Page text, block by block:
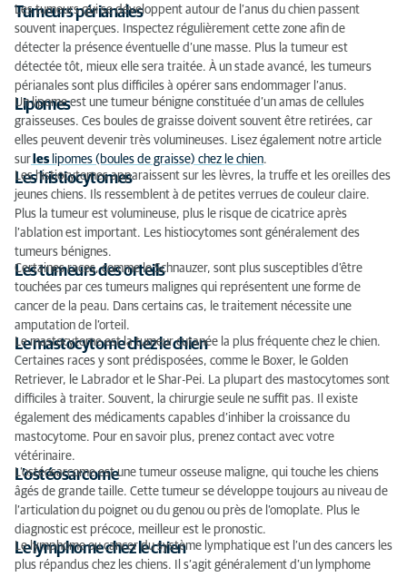
Tumeurs périanales
Les tumeurs qui se développent autour de l’anus du chien passent
souvent inaperçues. Inspectez régulièrement cette zone afin de
détecter la présence éventuelle d’une masse. Plus la tumeur est
détectée tôt, mieux elle sera traitée. À un stade avancé, les tumeurs
périanales sont plus difficiles à opérer sans endommager l’anus.
Lipomes
Un lipome est une tumeur bénigne constituée d’un amas de cellules
graisseuses. Ces boules de graisse doivent souvent être retirées, car
elles peuvent devenir très volumineuses. Lisez également notre article
sur leslipomes (boules de graisse) chez le chien.
Les histiocytomes
Les histiocytomes apparaissent sur les lèvres, la truffe et les oreilles des
jeunes chiens. Ils ressemblent à de petites verrues de couleur claire.
Plus la tumeur est volumineuse, plus le risque de cicatrice après
l’ablation est important. Les histiocytomes sont généralement des
tumeurs bénignes.
Les tumeurs des orteils
Certaines races, comme le Schnauzer, sont plus susceptibles d’être
touchées par ces tumeurs malignes qui représentent une forme de
cancer de la peau. Dans certains cas, le traitement nécessite une
amputation de l’orteil.
Le mastocytome chez le chien
Le mastocytome est la tumeur cutanée la plus fréquente chez le chien.
Certaines races y sont prédisposées, comme le Boxer, le Golden
Retriever, le Labrador et le Shar-Pei. La plupart des mastocytomes sont
difficiles à traiter. Souvent, la chirurgie seule ne suffit pas. Il existe
également des médicaments capables d’inhiber la croissance du
mastocytome. Pour en savoir plus, prenez contact avec votre
vétérinaire.
L’ostéosarcome
L’ostéosarcome est une tumeur osseuse maligne, qui touche les chiens
âgés de grande taille. Cette tumeur se développe toujours au niveau de
l’articulation du poignet ou du genou ou près de l’omoplate. Plus le
diagnostic est précoce, meilleur est le pronostic.
Le lymphome chez le chien
Le lymphome ou cancer du système lymphatique est l’un des cancers les
plus répandus chez les chiens. Il s’agit généralement d’un lymphome